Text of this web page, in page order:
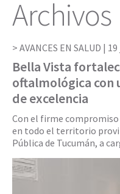
Archivos
AVANCES EN SALUD |
Bella Vista
oftalmológica con
de excelencia
Con el firme compromiso
en todo el territorio
Pública de Tucumán, a